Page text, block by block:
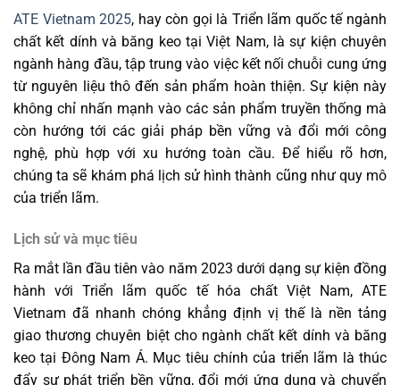
ATE Vietnam 2025, hay còn gọi là Triển lãm quốc tế ngành
chất kết dính và băng keo tại Việt Nam, là sự kiện chuyên
ngành hàng đầu, tập trung vào việc kết nối chuỗi cung ứng
từ nguyên liệu thô đến sản phẩm hoàn thiện. Sự kiện này
không chỉ nhấn mạnh vào các sản phẩm truyền thống mà
còn hướng tới các giải pháp bền vững và đổi mới công
nghệ, phù hợp với xu hướng toàn cầu. Để hiểu rõ hơn,
chúng ta sẽ khám phá lịch sử hình thành cũng như quy mô
của triển lãm.
Lịch sử và mục tiêu
Ra mắt lần đầu tiên vào năm 2023 dưới dạng sự kiện đồng
hành với Triển lãm quốc tế hóa chất Việt Nam, ATE
Vietnam đã nhanh chóng khẳng định vị thế là nền tảng
giao thương chuyên biệt cho ngành chất kết dính và băng
keo tại Đông Nam Á. Mục tiêu chính của triển lãm là thúc
đẩy sự phát triển bền vững, đổi mới ứng dụng và chuyển